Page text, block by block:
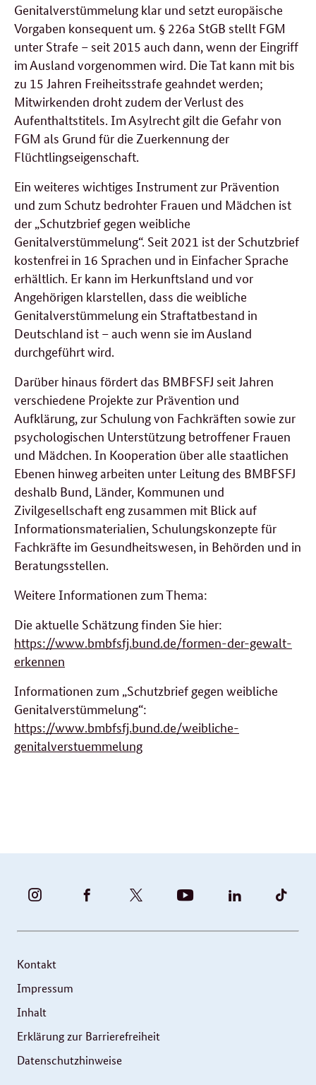
Genitalverstümmelung klar und setzt europäische
Vorgaben konsequent um. § 226a StGB stellt FGM
unter Strafe – seit 2015 auch dann, wenn der Eingriff
im Ausland vorgenommen wird. Die Tat kann mit bis
zu 15 Jahren Freiheitsstrafe geahndet werden;
Mitwirkenden droht zudem der Verlust des
Aufenthaltstitels. Im Asylrecht gilt die Gefahr von
FGM als Grund für die Zuerkennung der
Flüchtlingseigenschaft.
Ein weiteres wichtiges Instrument zur Prävention
und zum Schutz bedrohter Frauen und Mädchen ist
der „Schutzbrief gegen weibliche
Genitalverstümmelung“. Seit 2021 ist der Schutzbrief
kostenfrei in 16 Sprachen und in Einfacher Sprache
erhältlich. Er kann im Herkunftsland und vor
Angehörigen klarstellen, dass die weibliche
Genitalverstümmelung ein Straftatbestand in
Deutschland ist – auch wenn sie im Ausland
durchgeführt wird.
Darüber hinaus fördert das BMBFSFJ seit Jahren
verschiedene Projekte zur Prävention und
Aufklärung, zur Schulung von Fachkräften sowie zur
psychologischen Unterstützung betroffener Frauen
und Mädchen. In Kooperation über alle staatlichen
Ebenen hinweg arbeiten unter Leitung des BMBFSFJ
deshalb Bund, Länder, Kommunen und
Zivilgesellschaft eng zusammen mit Blick auf
Informationsmaterialien, Schulungskonzepte für
Fachkräfte im Gesundheitswesen, in Behörden und in
Beratungsstellen.
Weitere Informationen zum Thema:
Die aktuelle Schätzung finden Sie hier:
https://www.bmbfsfj.bund.de/formen-der-gewalt-
erkennen
Informationen zum „Schutzbrief gegen weibliche
Genitalverstümmelung“:
https://www.bmbfsfj.bund.de/weibliche-
genitalverstuemmelung
BUNDESFAMILIENMINISTERIUM
INSTAGRAM
UND
VIDEOS
BUNDESFAMILIENMINISTERIUM
FACEBOOK
FAMILIENMINISTERIUM
|
BMBFSFJ
YOUTUBE
BMFSFJ
LINKEDIN
Kontakt
Impressum
Inhalt
Erklärung zur Barrierefreiheit
Datenschutzhinweise